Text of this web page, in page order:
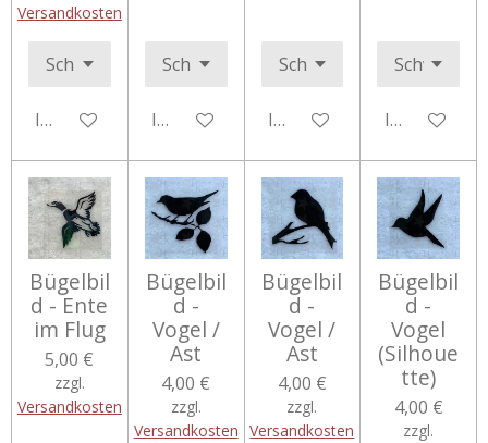
Versandkosten
In den WarenkorbIn den WarenkorbIn den WarenkorbIn den
Bügelbil
d - Ente
im Flug
5,00 €
zzgl.
Versandkosten
Bügelbil
d -
Vogel /
Ast
4,00 €
zzgl.
Versandkosten
Bügelbil
d -
Vogel /
Ast
4,00 €
zzgl.
Versandkosten
Bügelbil
d -
Vogel
(Silhoue
tte)
4,00 €
zzgl.